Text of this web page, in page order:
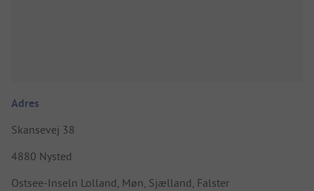
Adres
Skansevej 38
4880 Nysted
Ostsee-Inseln Lolland, Møn, Sjælland, Falster